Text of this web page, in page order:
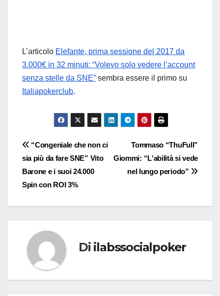
L’articolo Elefante, prima sessione del 2017 da
3.000€ in 32 minuti: “Volevo solo vedere l’account
senza stelle da SNE” sembra essere il primo su
Italiapokerclub.
Navigazione
articoli
Tommaso “ThuFull”
Giommi: “L'abilità si vede
nel lungo periodo”
“Congeniale che non ci
sia più da fare SNE” Vito
Barone e i suoi 24.000
Spin con ROI 3%
Di ilabssocialpoker